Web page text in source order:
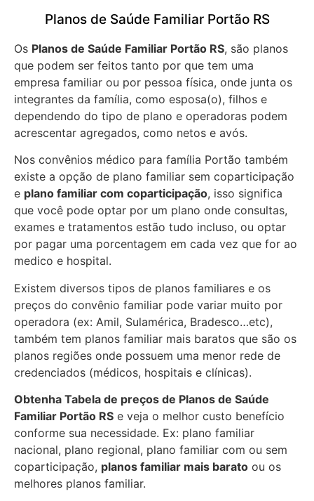
Planos de Saúde Familiar Portão RS
Os Planos de Saúde Familiar Portão RS, são planos
que podem ser feitos tanto por que tem uma
empresa familiar ou por pessoa física, onde junta os
integrantes da família, como esposa(o), filhos e
dependendo do tipo de plano e operadoras podem
acrescentar agregados, como netos e avós.
Nos convênios médico para família Portão também
existe a opção de plano familiar sem coparticipação
e plano familiar com coparticipação, isso significa
que você pode optar por um plano onde consultas,
exames e tratamentos estão tudo incluso, ou optar
por pagar uma porcentagem em cada vez que for ao
medico e hospital.
Existem diversos tipos de planos familiares e os
preços do convênio familiar pode variar muito por
operadora (ex: Amil, Sulamérica, Bradesco…etc),
também tem planos familiar mais baratos que são os
planos regiões onde possuem uma menor rede de
credenciados (médicos, hospitais e clínicas).
Obtenha Tabela de preços de Planos de Saúde
Familiar Portão RS e veja o melhor custo benefício
conforme sua necessidade. Ex: plano familiar
nacional, plano regional, plano familiar com ou sem
coparticipação, planos familiar mais barato ou os
melhores planos familiar.